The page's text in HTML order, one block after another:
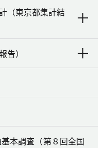
（東京都集計結
告）
本調査（第８回全国